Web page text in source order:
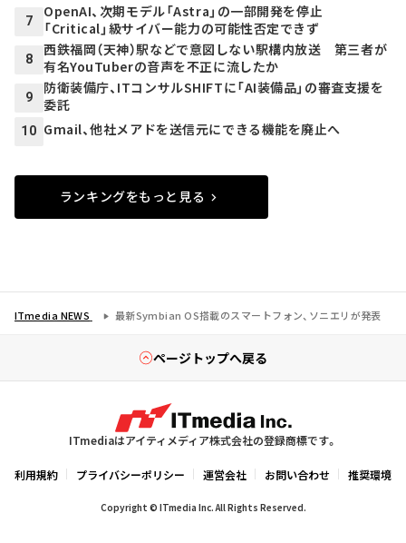
7
OpenAI、次期モデル「Astra」の一部開発を停止
「Critical」級サイバー能力の可能性否定できず
8
西鉄福岡（天神）駅などで意図しない駅構内放送 第三者が
有名YouTuberの音声を不正に流したか
9
防衛装備庁、ITコンサルSHIFTに「AI装備品」の審査支援を
委託
10 Gmail、他社メアドを送信元にできる機能を廃止へ
ランキングをもっと見る
ITmedia NEWS 最新Symbian OS搭載のスマートフォン、ソニエリが発表
ページトップへ戻る
ITmediaはアイティメディア株式会社の登録商標です。
利用規約 プライバシーポリシー 運営会社 お問い合わせ 推奨環境
Copyright © ITmedia Inc. All Rights Reserved.